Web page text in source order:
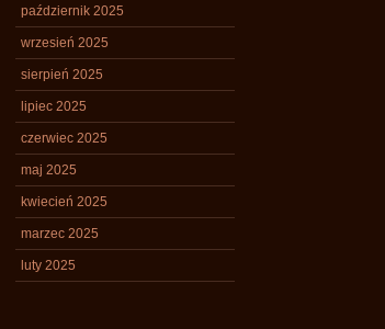
październik 2025
wrzesień 2025
sierpień 2025
lipiec 2025
czerwiec 2025
maj 2025
kwiecień 2025
marzec 2025
luty 2025